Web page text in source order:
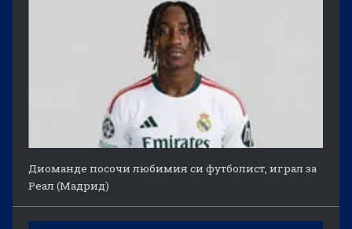
Диоманде посочи любимия си футболист, играл за
Реал (Мадрид)